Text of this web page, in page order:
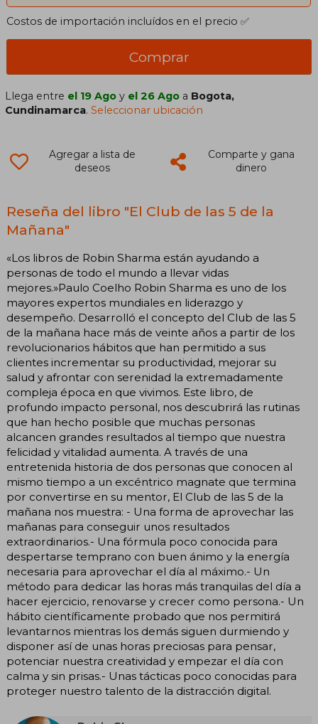
Costos de importación incluídos en el precio ✅
Comprar
Llega entre el 19 Ago y el 26 Ago a Bogota,
Cundinamarca.Seleccionar ubicación
Agregar a lista de
deseos
Comparte y gana
dinero
Reseña del libro "El Club de las 5 de la
Mañana"
«Los libros de Robin Sharma están ayudando a
personas de todo el mundo a llevar vidas
mejores.»Paulo Coelho Robin Sharma es uno de los
mayores expertos mundiales en liderazgo y
desempeño. Desarrolló el concepto del Club de las 5
de la mañana hace más de veinte años a partir de los
revolucionarios hábitos que han permitido a sus
clientes incrementar su productividad, mejorar su
salud y afrontar con serenidad la extremadamente
compleja época en que vivimos. Este libro, de
profundo impacto personal, nos descubrirá las rutinas
que han hecho posible que muchas personas
alcancen grandes resultados al tiempo que nuestra
felicidad y vitalidad aumenta. A través de una
entretenida historia de dos personas que conocen al
mismo tiempo a un excéntrico magnate que termina
por convertirse en su mentor, El Club de las 5 de la
mañana nos muestra: - Una forma de aprovechar las
mañanas para conseguir unos resultados
extraordinarios.- Una fórmula poco conocida para
despertarse temprano con buen ánimo y la energía
necesaria para aprovechar el día al máximo.- Un
método para dedicar las horas más tranquilas del día a
hacer ejercicio, renovarse y crecer como persona.- Un
hábito científicamente probado que nos permitirá
levantarnos mientras los demás siguen durmiendo y
disponer así de unas horas preciosas para pensar,
potenciar nuestra creatividad y empezar el día con
calma y sin prisas.- Unas tácticas poco conocidas para
proteger nuestro talento de la distracción digital.